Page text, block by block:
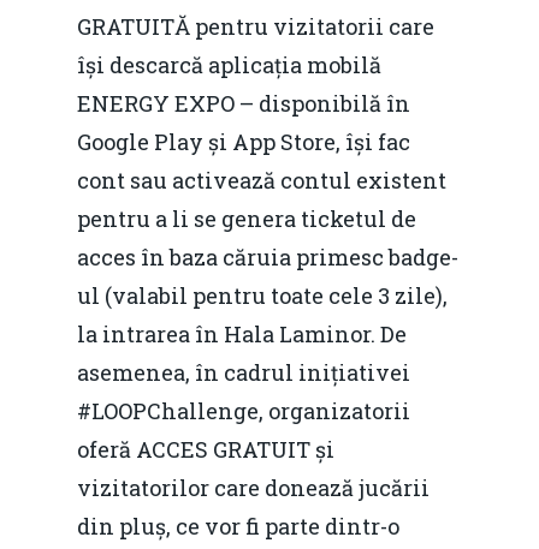
GRATUITĂ pentru vizitatorii care
își descarcă aplicația mobilă
ENERGY EXPO – disponibilă în
Google Play și App Store, își fac
cont sau activează contul existent
pentru a li se genera ticketul de
acces în baza căruia primesc badge-
ul (valabil pentru toate cele 3 zile),
la intrarea în Hala Laminor. De
asemenea, în cadrul inițiativei
#LOOPChallenge, organizatorii
oferă ACCES GRATUIT și
vizitatorilor care donează jucării
din pluș, ce vor fi parte dintr-o